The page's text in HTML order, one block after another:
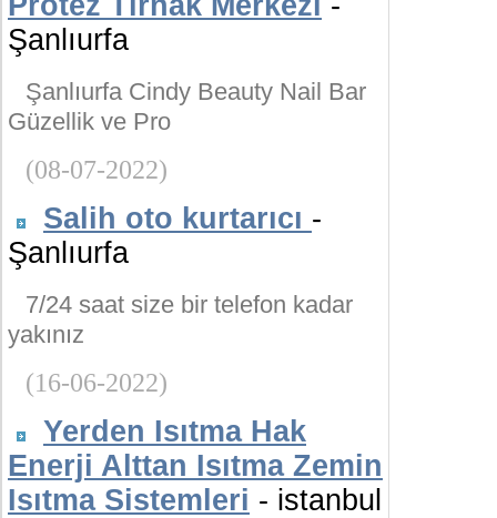
Şanlıurfa
Şanlıurfa Cindy Beauty Nail Bar
Güzellik ve Pro
(08-07-2022)
Salih oto kurtarıcı -
Şanlıurfa
7/24 saat size bir telefon kadar
yakınız
(16-06-2022)
Yerden Isıtma Hak
Enerji Alttan Isıtma Zemin
Isıtma Sistemleri - istanbul